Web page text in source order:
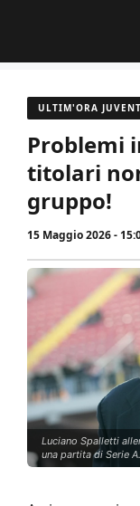
contenuto
ULTIM'ORA
Problemi
titolari
gruppo!
15 Maggio 2026 -
Luciano Spalletti
una partita di Serie